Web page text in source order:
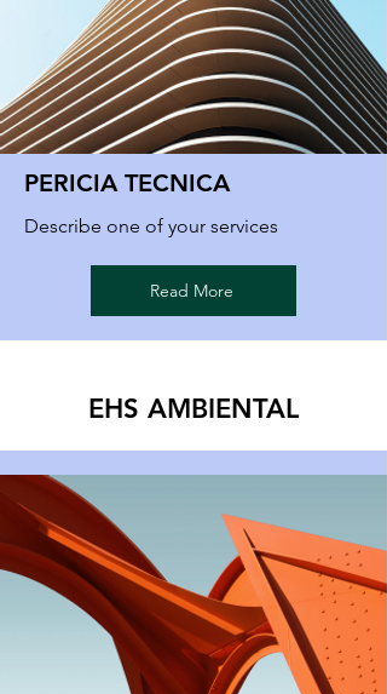
PERICIA TECNICA
Describe one of your services
Read More
EHS AMBIENTAL